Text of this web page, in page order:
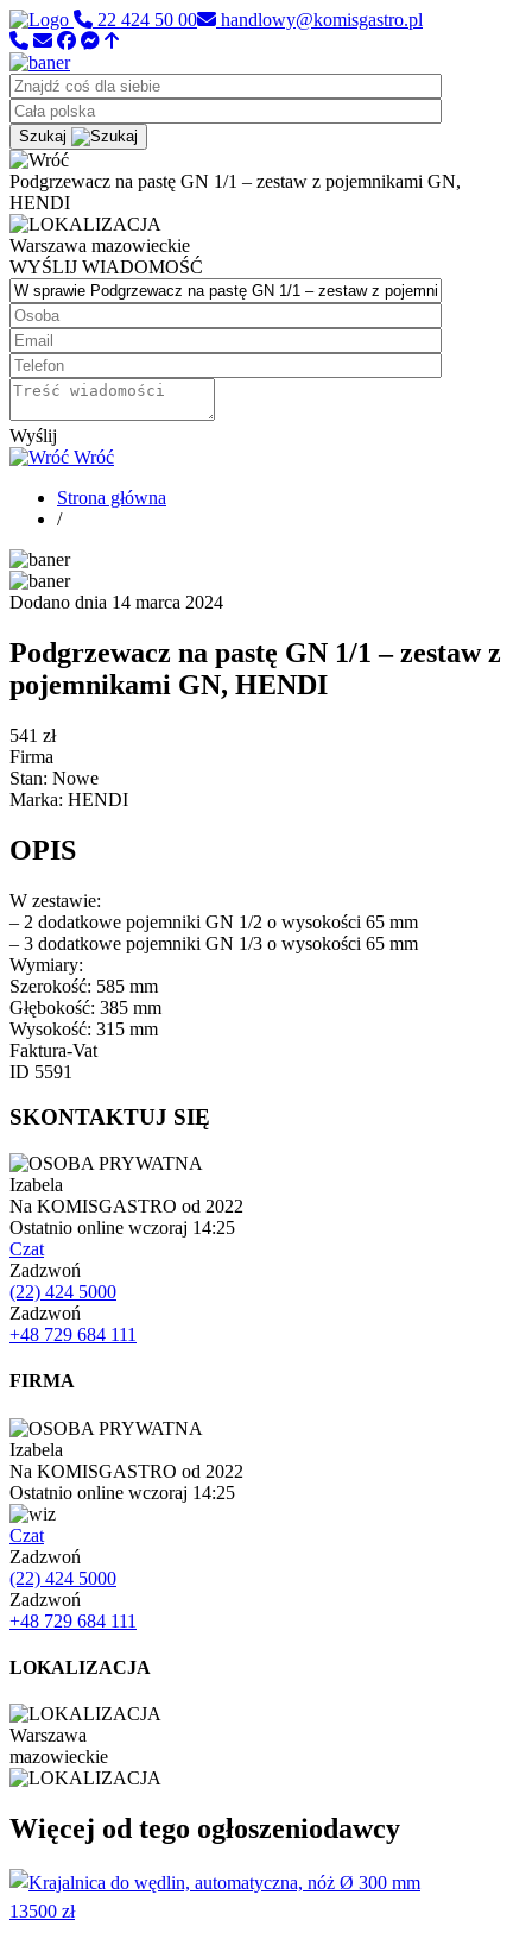
22 424 50 00 handlowy@komisgastro.pl
Szukaj
Podgrzewacz na pastę GN 1/1 – zestaw z pojemnikami GN,
HENDI
Warszawa mazowieckie
WYŚLIJ WIADOMOŚĆ
Wyślij
Wróć
Strona główna
/
Dodano dnia 14 marca 2024
Podgrzewacz na pastę GN 1/1 – zestaw z
pojemnikami GN, HENDI
541 zł
Firma
Stan: Nowe
Marka: HENDI
OPIS
W zestawie:
– 2 dodatkowe pojemniki GN 1/2 o wysokości 65 mm
– 3 dodatkowe pojemniki GN 1/3 o wysokości 65 mm
Wymiary:
Szerokość: 585 mm
Głębokość: 385 mm
Wysokość: 315 mm
Faktura-Vat
ID 5591
SKONTAKTUJ SIĘ
Izabela
Na KOMISGASTRO od 2022
Ostatnio online wczoraj 14:25
Czat
Zadzwoń
(22) 424 5000
Zadzwoń
+48 729 684 111
FIRMA
Izabela
Na KOMISGASTRO od 2022
Ostatnio online wczoraj 14:25
Czat
Zadzwoń
(22) 424 5000
Zadzwoń
+48 729 684 111
LOKALIZACJA
Warszawa
mazowieckie
Więcej od tego ogłoszeniodawcy
13500 zł